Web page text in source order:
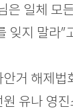
은 일체 모
잊지 말라”
거 해제
유나 영